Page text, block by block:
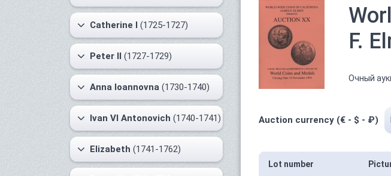
Catherine I (1725-1727)
Peter II (1727-1729)
Anna Ioannovna (1730-1740)
Ivan VI Antonovich (1740-1741)
Elizabeth (1741-1762)
F.
Очный
Auction currency (€ - $ - ₽)
Lot number